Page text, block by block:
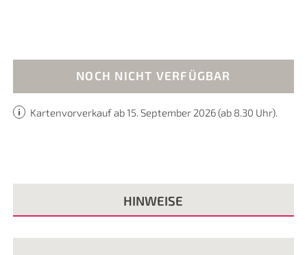
NOCH NICHT VERFÜGBAR
Kartenvorverkauf ab 15. September 2026 (ab 8.30 Uhr).
HINWEISE